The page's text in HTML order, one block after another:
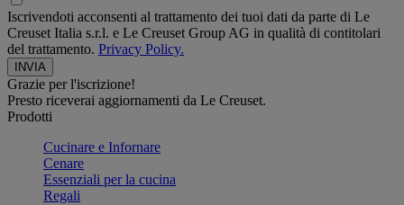
Iscrivendoti acconsenti al trattamento dei tuoi dati da parte di Le
Creuset Italia s.r.l. e Le Creuset Group AG in qualità di contitolari
del trattamento. Privacy Policy.
Grazie per l'iscrizione!
Presto riceverai aggiornamenti da Le Creuset.
Prodotti
Cucinare e Infornare
Cenare
Essenziali per la cucina
Regali